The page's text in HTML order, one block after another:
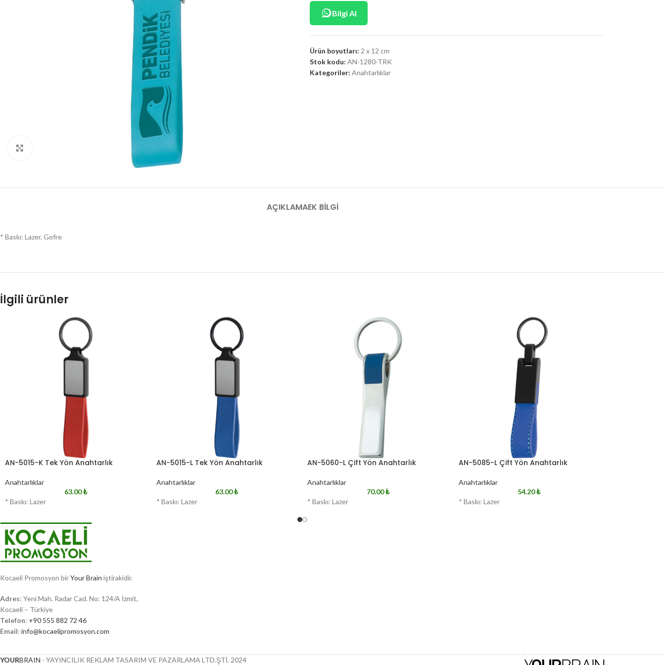
Bilgi Al
Ürün boyutları: 2 x 12 cm
Stok kodu: AN-1280-TRK
Kategoriler: Anahtarlıklar
AÇIKLAMAEK BILGI
* Baskı: Lazer, Gofre
İlgili ürünler
AN-5015-K Tek Yön Anahtarlık
Anahtarlıklar
63.00₺
* Baskı: Lazer
AN-5015-L Tek Yön Anahtarlık
Anahtarlıklar
63.00₺
* Baskı: Lazer
AN-5060-L Çift Yön Anahtarlık
Anahtarlıklar
70.00₺
* Baskı: Lazer
AN-5085-L Çift Yön Anahtarlık
Anahtarlıklar
54.20₺
* Baskı: Lazer
Kocaeli Promosyon birYour Brain iştirakidir.
Adres: Yeni Mah. Radar Cad. No: 124/A İzmit,
Kocaeli – Türkiye
Telefon: +90 555 882 72 46
Email: info@kocaelipromosyon.com
YOURBRAIN - YAYINCILIK REKLAM TASARIM VE PAZARLAMA LTD.ŞTİ.2024